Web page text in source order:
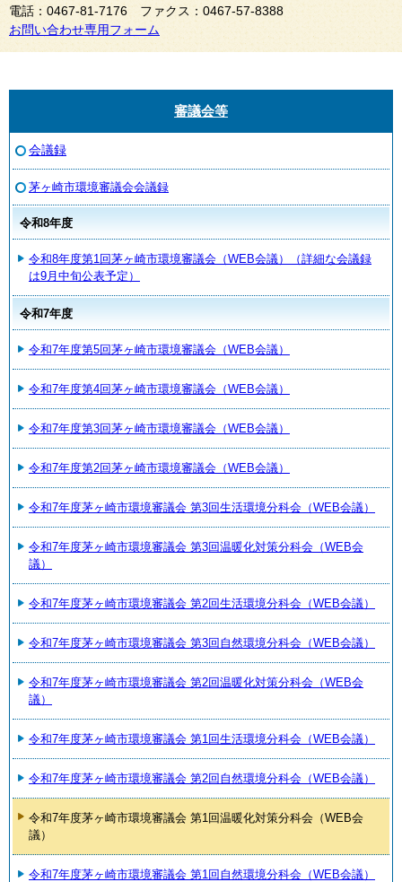
電話：0467-81-7176 ファクス：0467-57-8388
お問い合わせ専用フォーム
審議会等
会議録
茅ヶ崎市環境審議会会議録
令和8年度
令和8年度第1回茅ヶ崎市環境審議会（WEB会議）（詳細な会議録
は9月中旬公表予定）
令和7年度
令和7年度第5回茅ヶ崎市環境審議会（WEB会議）
令和7年度第4回茅ヶ崎市環境審議会（WEB会議）
令和7年度第3回茅ヶ崎市環境審議会（WEB会議）
令和7年度第2回茅ヶ崎市環境審議会（WEB会議）
令和7年度茅ヶ崎市環境審議会 第3回生活環境分科会（WEB会議）
令和7年度茅ヶ崎市環境審議会 第3回温暖化対策分科会（WEB会
議）
令和7年度茅ヶ崎市環境審議会 第2回生活環境分科会（WEB会議）
令和7年度茅ヶ崎市環境審議会 第3回自然環境分科会（WEB会議）
令和7年度茅ヶ崎市環境審議会 第2回温暖化対策分科会（WEB会
議）
令和7年度茅ヶ崎市環境審議会 第1回生活環境分科会（WEB会議）
令和7年度茅ヶ崎市環境審議会 第2回自然環境分科会（WEB会議）
令和7年度茅ヶ崎市環境審議会 第1回温暖化対策分科会（WEB会
議）
令和7年度茅ヶ崎市環境審議会 第1回自然環境分科会（WEB会議）